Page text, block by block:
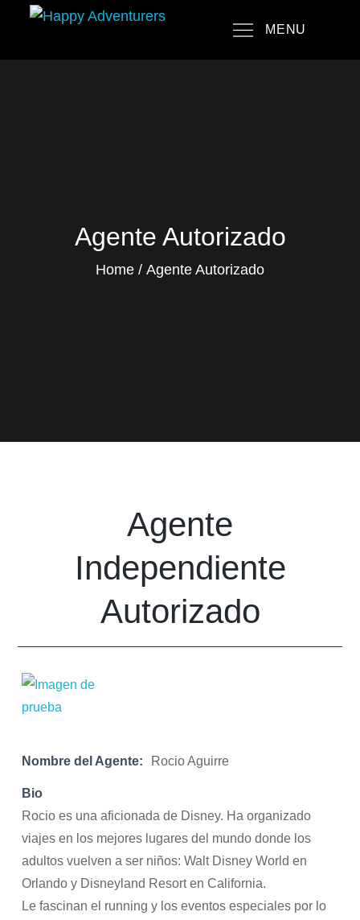
content
MENU
Agente Autorizado
Home Agente Autorizado
Agente
Independiente
Autorizado
Nombre del Agente: Rocio Aguirre
Bio
Rocio es una aficionada de Disney. Ha organizado
viajes en los mejores lugares del mundo donde los
adultos vuelven a ser niños: Walt Disney World en
Orlando y Disneyland Resort en California.
Le fascinan el running y los eventos especiales por lo